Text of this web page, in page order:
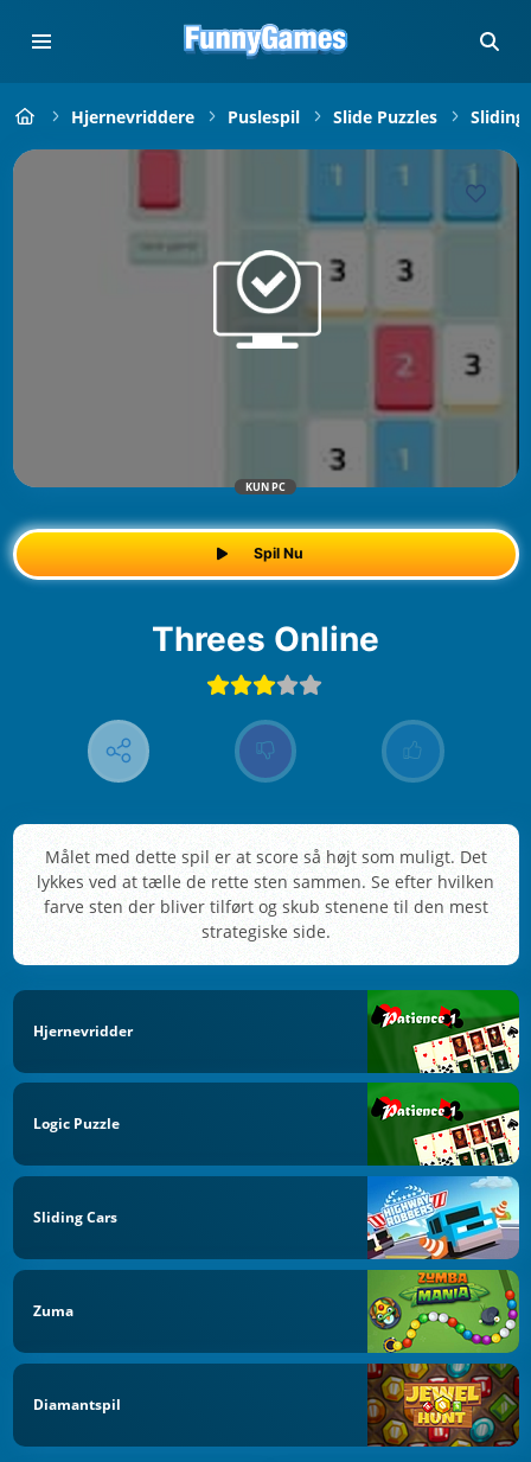
Hjernevriddere Puslespil Slide Puzzles Sliding
KUN PC
Spil Nu
Threes Online
Målet med dette spil er at score så højt som muligt. Det
lykkes ved at tælle de rette sten sammen. Se efter hvilken
farve sten der bliver tilført og skub stenene til den mest
strategiske side.
Hjernevridder
Logic Puzzle
Sliding Cars
Zuma
Diamantspil